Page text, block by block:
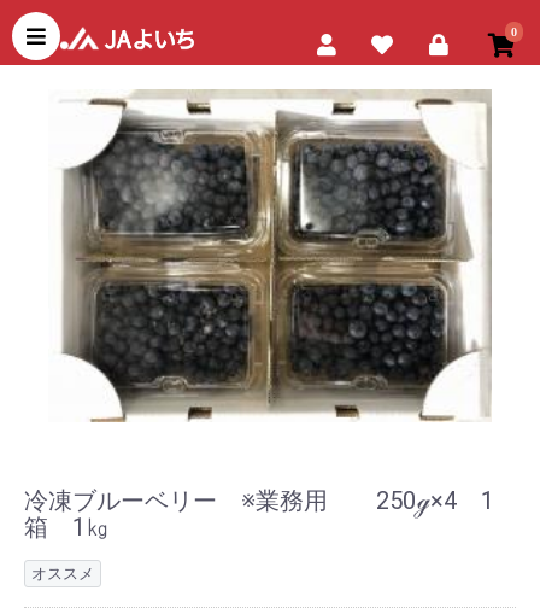
JAよいちネットショップ 0
冷凍ブルーベリー ※業務用 250ℊ×4 1
箱 1㎏
オススメ